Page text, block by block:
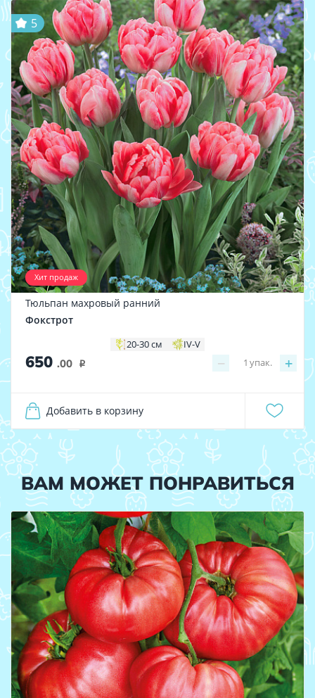
Хит продаж
5
Тюльпан махровый ранний
Фокстрот
20-30 см IV-V
650 .00 i − +
1 упак.
Добавить в корзину
ВАМ МОЖЕТ ПОНРАВИТЬСЯ